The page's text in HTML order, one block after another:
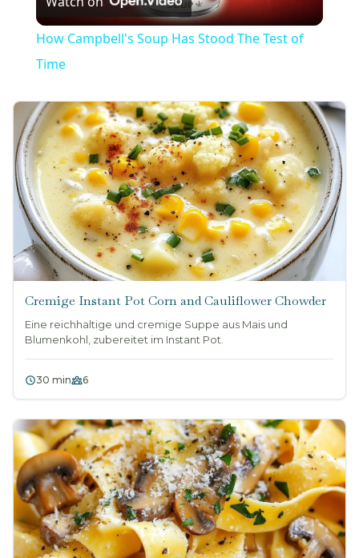
Video
How Campbell's Soup Has Stood The Test of
Time
Cremige Instant Pot Corn and Cauliflower Chowder
Eine reichhaltige und cremige Suppe aus Mais und
Blumenkohl, zubereitet im Instant Pot.
30 min 6